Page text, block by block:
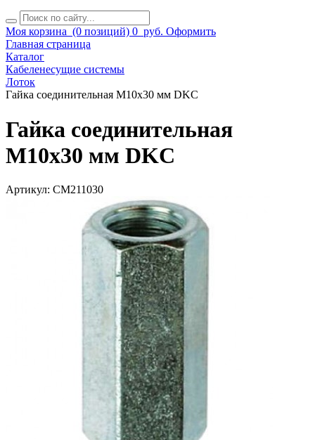
Моя корзина (0 позиций) 0 руб. Оформить
Главная страница
Каталог
Кабеленесущие системы
Лоток
Гайка соединительная М10х30 мм DKC
Гайка соединительная
М10х30 мм DKC
Артикул: CM211030